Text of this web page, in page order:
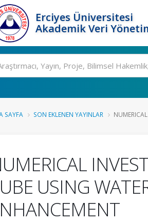
Erciyes Üniversitesi
Akademik Veri
SAYFA SON EKLENEN YAYINLAR
USING